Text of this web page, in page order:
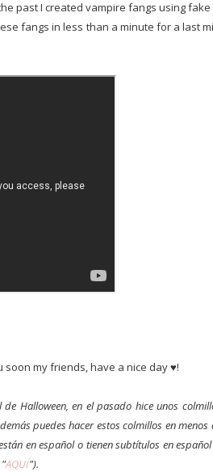
past I created vampire fangs using fake
fangs in less than a minute for a last
soon my friends, have a nice day ♥!
Halloween, en el pasado hice unos
puedes hacer estos colmillos en menos
en español o tienen subtítulos en
AQUÍ").